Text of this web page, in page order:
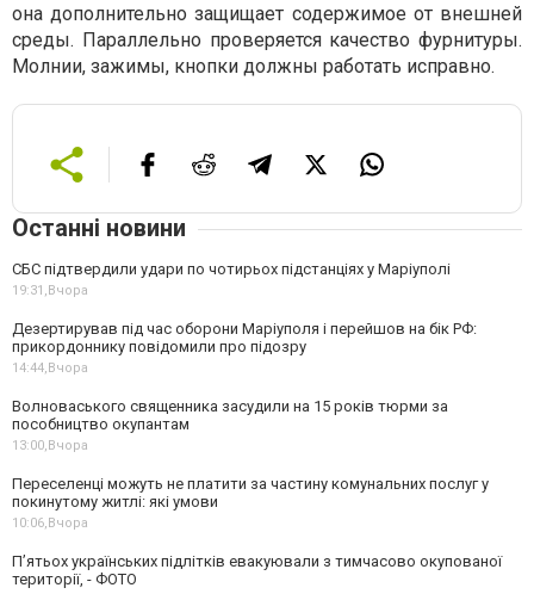
она дополнительно защищает содержимое от внешней
среды. Параллельно проверяется качество фурнитуры.
Молнии, зажимы, кнопки должны работать исправно.
Останні новини
СБС підтвердили удари по чотирьох підстанціях у Маріуполі
19:31,Вчора
Дезертирував під час оборони Маріуполя і перейшов на бік РФ:
прикордоннику повідомили про підозру
14:44,Вчора
Волноваського священника засудили на 15 років тюрми за
пособництво окупантам
13:00,Вчора
Переселенці можуть не платити за частину комунальних послуг у
покинутому житлі: які умови
10:06,Вчора
П’ятьох українських підлітків евакуювали з тимчасово окупованої
території, - ФОТО